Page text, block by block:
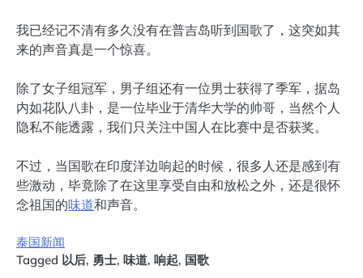
我已经记不清有多久没有在普吉岛听到国歌了，这突如其
来的声音真是一个惊喜。
除了女子组冠军，男子组还有一位男士获得了季军，据岛
内如花队八卦，是一位毕业于清华大学的帅哥，当然个人
隐私不能透露，我们只关注中国人在比赛中是否获奖。
不过，当国歌在印度洋边响起的时候，很多人还是感到有
些激动，毕竟除了在这里享受自由和放松之外，还是很怀
念祖国的味道和声音。
泰国新闻
Tagged 以后, 勇士, 味道, 响起, 国歌